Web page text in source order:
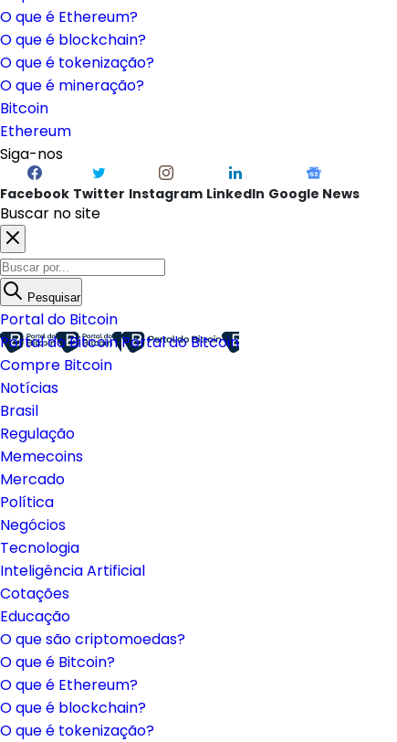
O que é Ethereum?
O que é blockchain?
O que é tokenização?
O que é mineração?
Bitcoin
Ethereum
Siga-nos
Facebook Twitter Instagram LinkedIn Google News
Buscar no site
Pesquisar
Portal do Bitcoin
Portal do BitcoinPortal do Bitcoin
Compre Bitcoin
Notícias
Brasil
Regulação
Memecoins
Mercado
Política
Negócios
Tecnologia
Inteligência Artificial
Cotações
Educação
O que são criptomoedas?
O que é Bitcoin?
O que é Ethereum?
O que é blockchain?
O que é tokenização?